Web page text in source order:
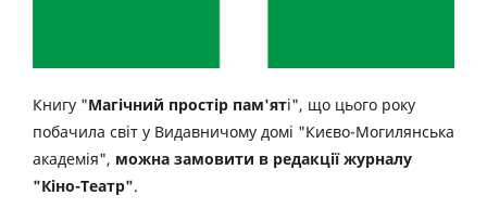
Книгу "Магічний простір пам'яті", що цього року
побачила світ у Видавничому домі "Києво-Могилянська
академія", можна замовити в редакції журналу
"Кіно-Театр".